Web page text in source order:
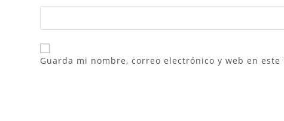
Guarda mi nombre, correo electrónico y web en